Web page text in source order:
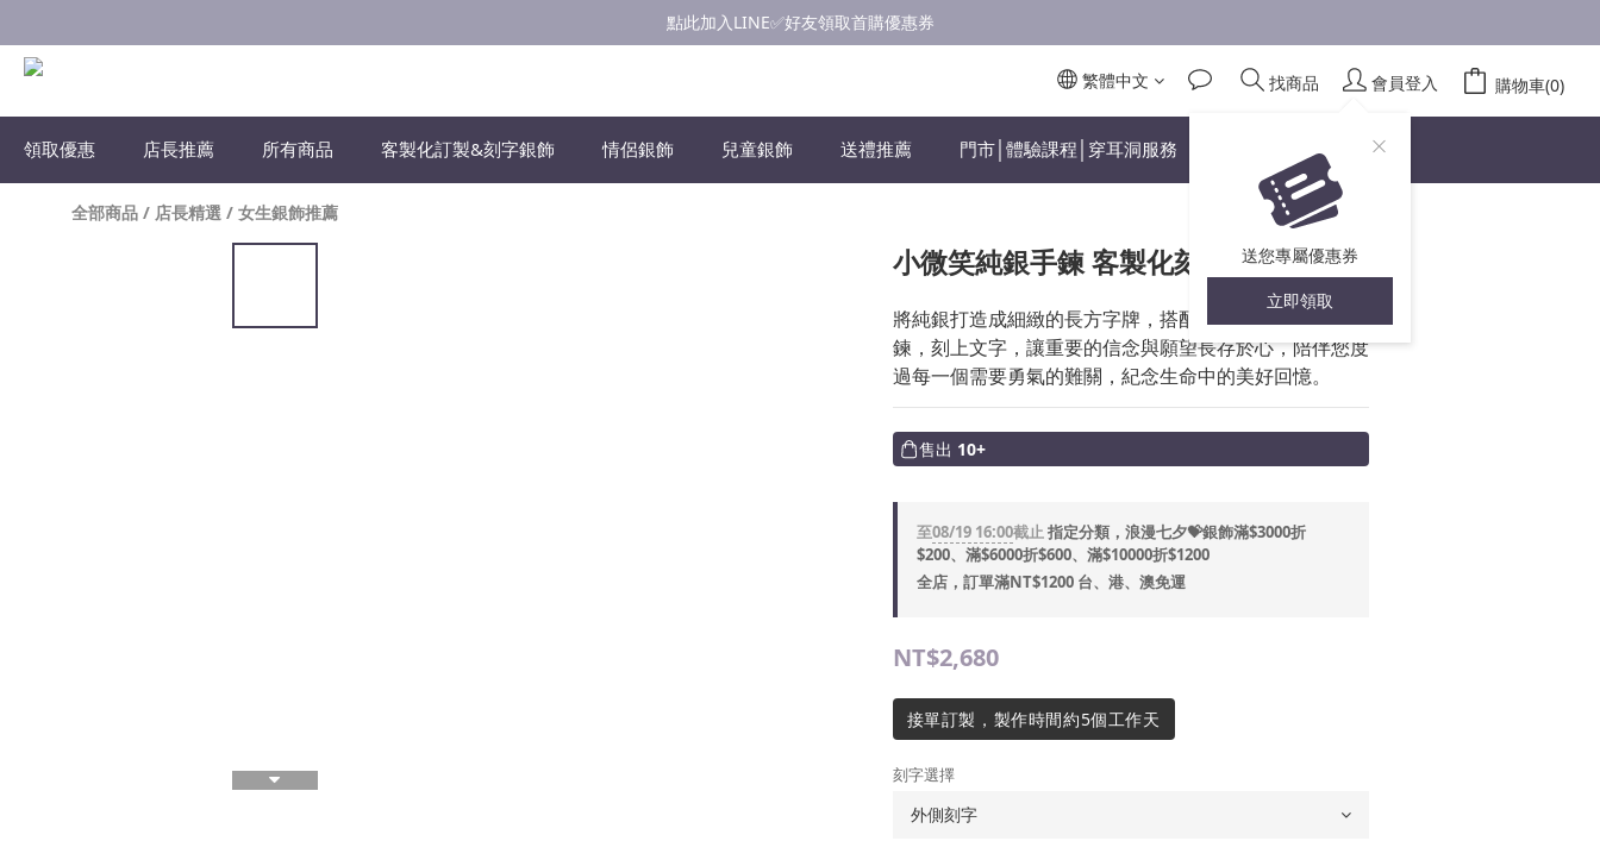
點此加入LINE✅好友領取首購優惠券
點此加入LINE✅好友領取首購優惠券
點此加入LINE✅好友領取首購優惠券
繁體中文 找商品 會員登入
送您專屬優惠券
立即領取
購物車(0)
領取優惠 店長推薦 所有商品 客製化訂製&刻字銀飾 情侶銀飾 兒童銀飾 送禮推薦 門市│體驗課程│穿耳洞服務
全部商品 / 店長精選 / 女生銀飾推薦
小微笑純銀手鍊 客製化刻字訂製手鍊
將純銀打造成細緻的長方字牌，搭配手感溫和的圓圈銀
鍊，刻上文字，讓重要的信念與願望長存於心，陪伴您度
過每一個需要勇氣的難關，紀念生命中的美好回憶。
售出 10+
至08/19 16:00截止指定分類，浪漫七夕💝銀飾滿$3000折
$200、滿$6000折$600、滿$10000折$1200
全店，訂單滿NT$1200 台、港、澳免運
NT$2,680
接單訂製，製作時間約5個工作天
刻字選擇
立即購買